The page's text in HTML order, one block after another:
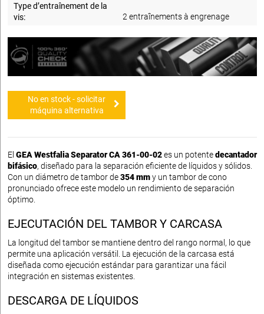
Type d’entraînement de la
vis:
2 entraînements à engrenage
No en stock - solicitar
máquina alternativa
El GEA Westfalia Separator CA 361-00-02es un potentedecantador
bifásico, diseñado para la separación eficiente de líquidos y sólidos.
Con un diámetro de tambor de354 mmy un tambor de cono
pronunciado ofrece este modelo un rendimiento de separación
óptimo.
EJECUTACIÓN DEL TAMBOR Y CARCASA
La longitud del tambor se mantiene dentro del rango normal, lo que
permite una aplicación versátil. La ejecución de la carcasa está
diseñada como ejecución estándar para garantizar una fácil
integración en sistemas existentes.
DESCARGA DE LÍQUIDOS